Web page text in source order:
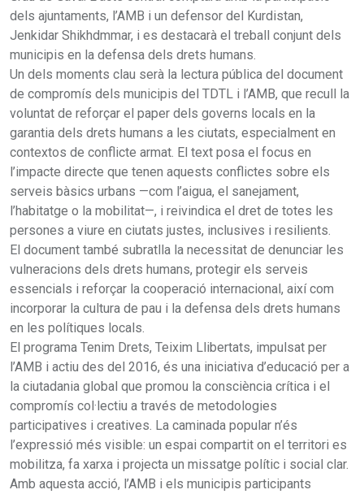
dels ajuntaments, l’AMB i un defensor del Kurdistan,
Jenkidar Shikhdmmar, i es destacarà el treball conjunt dels
municipis en la defensa dels drets humans.
Un dels moments clau serà la lectura pública del document
de compromís dels municipis del TDTL i l’AMB, que recull la
voluntat de reforçar el paper dels governs locals en la
garantia dels drets humans a les ciutats, especialment en
contextos de conflicte armat. El text posa el focus en
l’impacte directe que tenen aquests conflictes sobre els
serveis bàsics urbans —com l’aigua, el sanejament,
l’habitatge o la mobilitat—, i reivindica el dret de totes les
persones a viure en ciutats justes, inclusives i resilients.
El document també subratlla la necessitat de denunciar les
vulneracions dels drets humans, protegir els serveis
essencials i reforçar la cooperació internacional, així com
incorporar la cultura de pau i la defensa dels drets humans
en les polítiques locals.
El programa Tenim Drets, Teixim Llibertats, impulsat per
l’AMB i actiu des del 2016, és una iniciativa d’educació per a
la ciutadania global que promou la consciència crítica i el
compromís col·lectiu a través de metodologies
participatives i creatives. La caminada popular n’és
l’expressió més visible: un espai compartit on el territori es
mobilitza, fa xarxa i projecta un missatge polític i social clar.
Amb aquesta acció, l’AMB i els municipis participants